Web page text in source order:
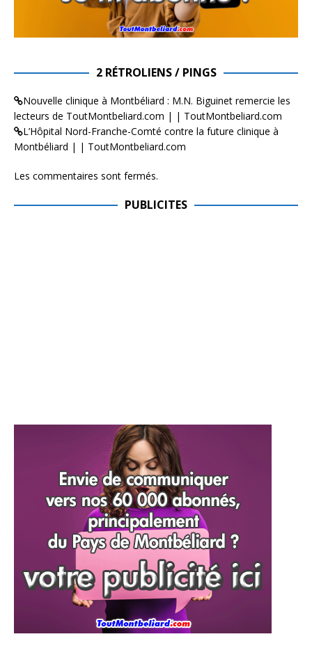
2 RÉTROLIENS / PINGS
Nouvelle clinique à Montbéliard : M.N. Biguinet remercie les
lecteurs de ToutMontbeliard.com | | ToutMontbeliard.com
L’Hôpital Nord-Franche-Comté contre la future clinique à
Montbéliard | | ToutMontbeliard.com
Les commentaires sont fermés.
PUBLICITES